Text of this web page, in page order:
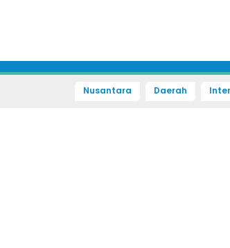
Nusantara Daerah